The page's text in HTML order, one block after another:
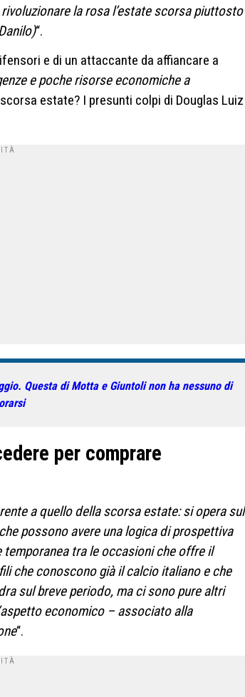
la rosa l’estate scorsa piuttosto
“.
e di un attaccante da affiancare a
e poche risorse economiche a
estate? I presunti colpi di Douglas Luiz
Questa di Motta e Giuntoli non ha nessuno di
per comprare
a quello della scorsa estate: si opera sul
possono avere una logica di prospettiva
tra le occasioni che offre il
che conoscono già il calcio italiano e che
sul breve periodo, ma ci sono pure altri
economico – associato alla
“.